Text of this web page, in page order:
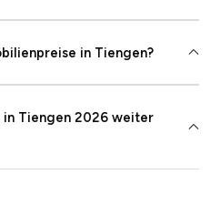
in Tiengen?
in Tiengen 2026 weiter